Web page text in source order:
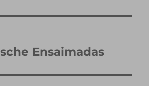
Ensaimadas